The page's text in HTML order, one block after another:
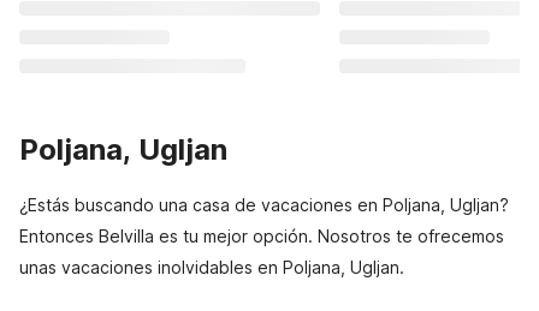
Poljana, Ugljan
¿Estás buscando una casa de vacaciones en Poljana, Ugljan?
Entonces Belvilla es tu mejor opción. Nosotros te ofrecemos
unas vacaciones inolvidables en Poljana, Ugljan.